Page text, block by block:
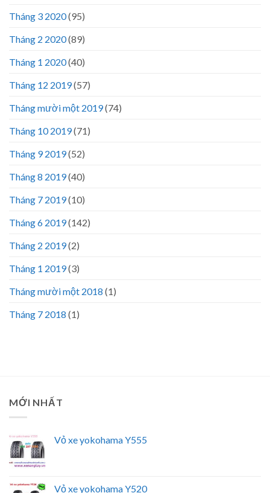
Tháng 3 2020(95)
Tháng 2 2020(89)
Tháng 1 2020(40)
Tháng 12 2019(57)
Tháng mười một 2019(74)
Tháng 10 2019(71)
Tháng 9 2019(52)
Tháng 8 2019(40)
Tháng 7 2019(10)
Tháng 6 2019(142)
Tháng 2 2019(2)
Tháng 1 2019(3)
Tháng mười một 2018 (1)
Tháng 7 2018 (1)
MỚI NHẤT
Vỏ xe yokohama Y555
Vỏ xe yokohama Y520